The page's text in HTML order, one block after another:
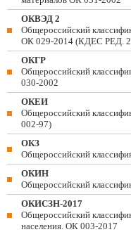
ОКВЭД 2
Общероссийский
ОК 029-2014 (КДЕС РЕД.
ОКГР
Общероссийский
030-2002
ОКЕИ
Общероссийский
002-97)
ОКЗ
Общероссийский
ОКИН
Общероссийский
ОКИСЗН-2017
Общероссийский
населения. ОК 003-2017